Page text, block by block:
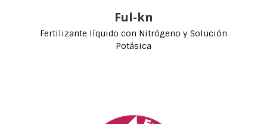
Ful-kn
Fertilizante líquido con Nitrógeno y Solución
Potásica